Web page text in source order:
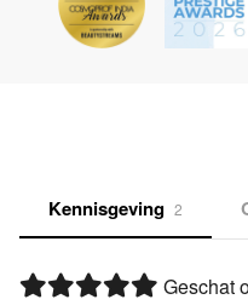
Kennisgeving 2
Geschat